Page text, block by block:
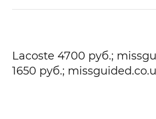
Lacoste 4700 руб.;
1650 руб.;